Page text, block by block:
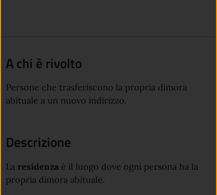
A chi è rivolto
Persone che trasferiscono la propria dimora
abituale a un nuovo indirizzo.
Descrizione
La residenza è il luogo dove ogni persona ha la
propria dimora abituale.